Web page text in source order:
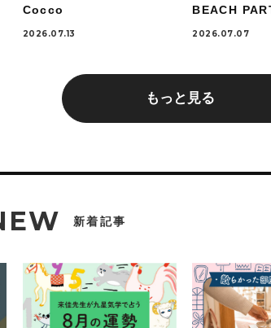
Cocco
2026.07.13
BEACH
2026.07.07
もっと見る
新着記事